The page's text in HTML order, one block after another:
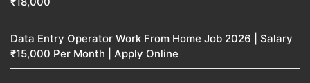
Data Entry Operator Work From Home Job 2026 | Salary
₹15,000 Per Month | Apply Online